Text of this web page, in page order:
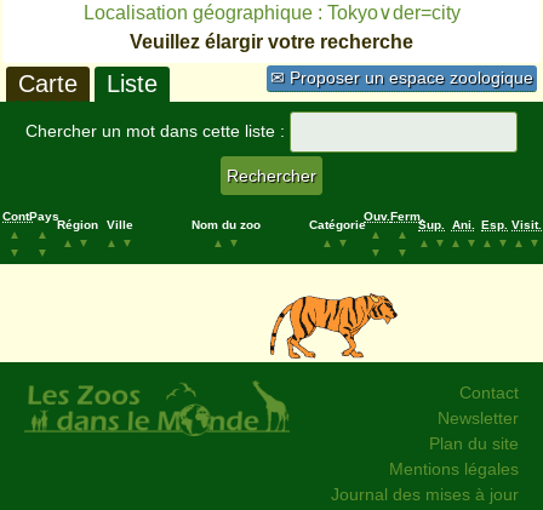
Localisation géographique : Tokyo∨der=city
Veuillez élargir votre recherche
✉ Proposer un espace zoologique
Carte Liste
Chercher un mot dans cette liste :
Cont.
▲
▼
Pays
▲
▼
Région
▲
▼
Ville
▲
▼
Nom du zoo
▲
▼
Catégorie
▲
▼
Ouv.
▲
▼
Ferm.
▲
▼
Sup.
▲
▼
Ani.
▲
▼
Esp.
▲
▼
Visit.
▲
▼
Contact
Newsletter
Plan du site
Mentions légales
Journal des mises à jour